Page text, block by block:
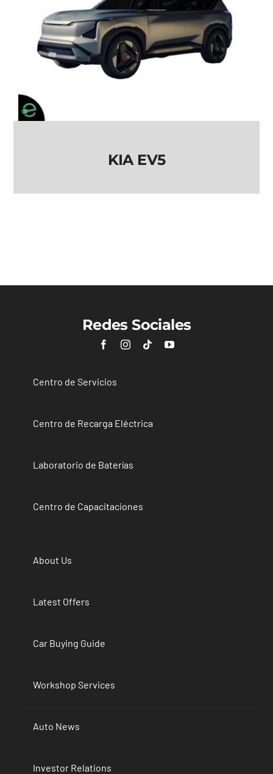
KIA EV5
Redes Sociales
Centro de Servicios
Centro de Recarga Eléctrica
Laboratorio de Baterías
Centro de Capacitaciones
About Us
Latest Offers
Car Buying Guide
Workshop Services
Auto News
Investor Relations